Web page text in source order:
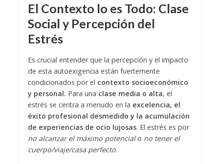
El Contexto lo es Todo: Clase
Social y Percepción del
Estrés
Es crucial entender que la percepción y el impacto
de esta autoexigencia están fuertemente
condicionados por el contexto socioeconómico
y personal. Para una clase media o alta, el
estrés se centra a menudo en la excelencia, el
éxito profesional desmedido y la acumulación
de experiencias de ocio lujosas. El estrés es por
no alcanzar el máximo potencialo no tener el
cuerpo/viaje/casa perfecto.